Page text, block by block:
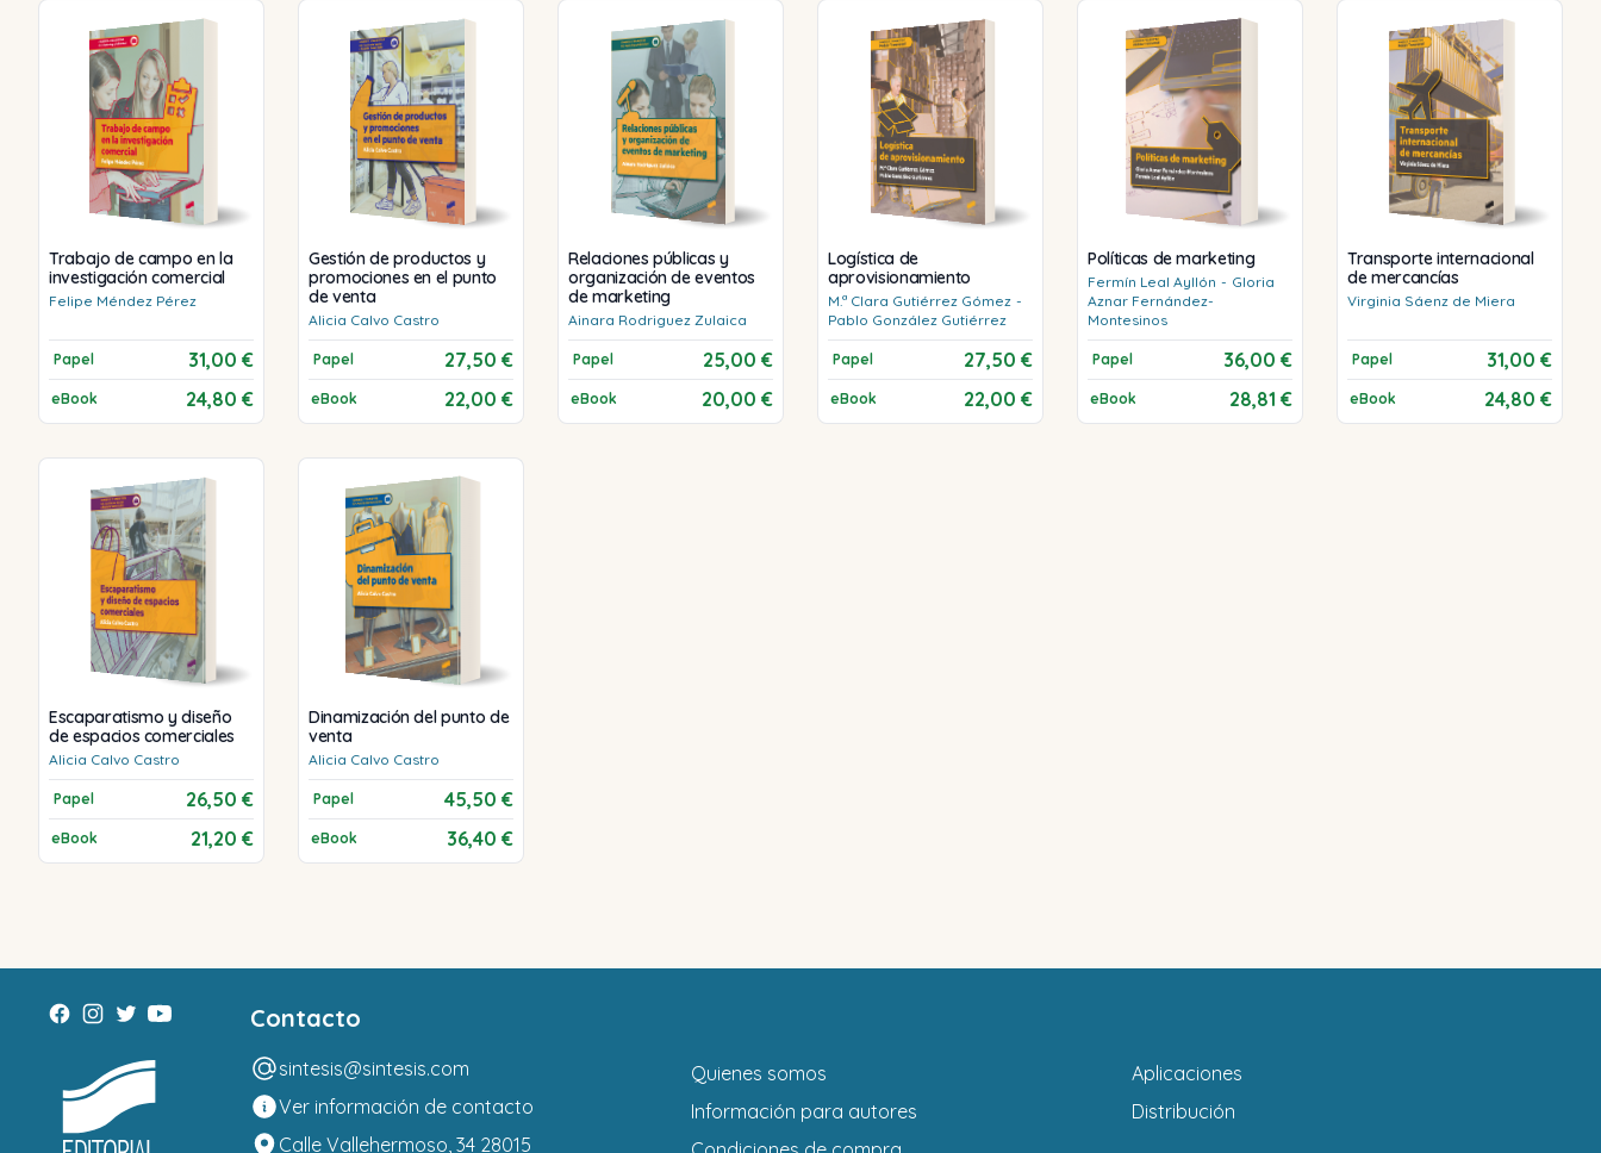
Trabajo de campo en la
investigación comercial
Felipe Méndez Pérez
Papel 31,00 €
eBook 24,80 €
Gestión de productos y
promociones en el punto
de venta
Alicia Calvo Castro
Papel 27,50 €
eBook 22,00 €
Relaciones públicas y
organización de eventos
de marketing
Ainara Rodriguez Zulaica
Papel 25,00 €
eBook 20,00 €
Logística de
aprovisionamiento
M.ª Clara Gutiérrez Gómez -
Pablo González Gutiérrez
Papel 27,50 €
eBook 22,00 €
Políticas de marketing
Fermín Leal Ayllón - Gloria
Aznar Fernández-
Montesinos
Papel 36,00 €
eBook 28,81 €
Transporte internacional
de mercancías
Virginia Sáenz de Miera
Papel 31,00 €
eBook 24,80 €
Escaparatismo y diseño
de espacios comerciales
Alicia Calvo Castro
Papel 26,50 €
eBook 21,20 €
Dinamización del punto de
venta
Alicia Calvo Castro
Papel 45,50 €
eBook 36,40 €
Contacto
sintesis@sintesis.com
Ver información de contacto
Calle Vallehermoso, 34 28015
Quienes somos
Información para autores
Aplicaciones
Distribución